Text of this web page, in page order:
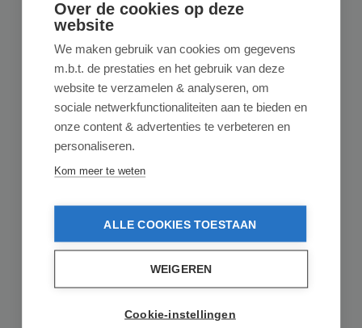
MAYKKER
Maykker Orange Krush Window Cleaner
Soap - 5L
Gemiddelde waardering van 5 van 5 sterren
Maykker Orange Krush Raamreinigingszeep – Voor
€ 49,95 op voorraad
Over de cookies op deze
website
We maken gebruik van cookies om gegevens
m.b.t. de prestaties en het gebruik van deze
website te verzamelen & analyseren, om
sociale netwerkfunctionaliteiten aan te bieden en
onze content & advertenties te verbeteren en
personaliseren.
Kom meer te weten
ALLE COOKIES TOESTAAN
WEIGEREN
Cookie-instellingen